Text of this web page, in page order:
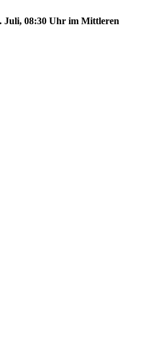
Juli, 08:30 Uhr im Mittleren